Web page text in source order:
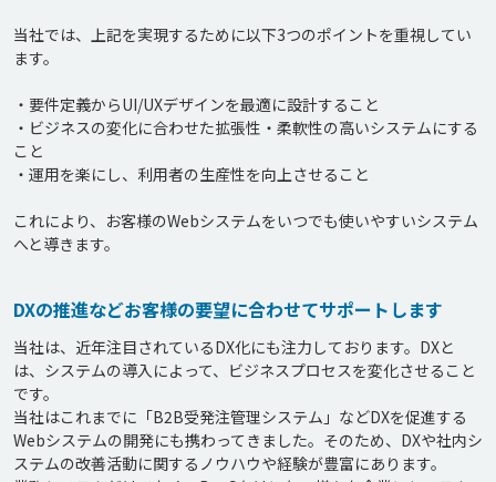
当社では、上記を実現するために以下3つのポイントを重視してい
ます。
・要件定義からUI/UXデザインを最適に設計すること
・ビジネスの変化に合わせた拡張性・柔軟性の高いシステムにする
こと
・運用を楽にし、利用者の生産性を向上させること
これにより、お客様のWebシステムをいつでも使いやすいシステム
DXの推進などお客様の要望に合わせてサポートします
当社は、近年注目されているDX化にも注力しております。DXと
は、システムの導入によって、ビジネスプロセスを変化させること
です。
当社はこれまでに「B2B受発注管理システム」などDXを促進する
Webシステムの開発にも携わってきました。そのため、DXや社内シ
ステムの改善活動に関するノウハウや経験が豊富にあります。